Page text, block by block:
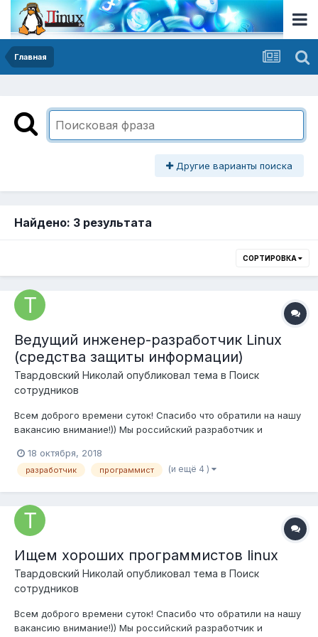
Главная
Другие варианты поиска
Найдено: 3 результата
СОРТИРОВКА
Ведущий инженер-разработчик Linux
(средства защиты информации)
Твардовский Николай опубликовал тема в Поиск
сотрудников
Всем доброго времени суток! Спасибо что обратили на нашу
вакансию внимание!)) Мы российский разработчик и
средств и систем промышленной автоматизации в сфере
энергетики. Занимаем лидирующие позиции в разработке,
18 октября, 2018
разработчик программист (и ещё 4 )
Ищем хороших программистов linux
Твардовский Николай опубликовал тема в Поиск
сотрудников
Всем доброго времени суток! Спасибо что обратили на нашу
вакансию внимание!)) Мы российский разработчик и